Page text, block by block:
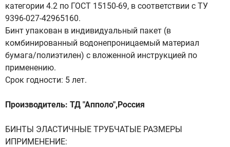
категории 4.2 по ГОСТ 15150-69, в соответствии с ТУ
9396-027-42965160.
Бинт упакован в индивидуальный пакет (в
комбинированный водонепроницаемый материал
бумага/полиэтилен) с вложенной инструкцией по
применению.
Срок годности: 5 лет.
Производитель: ТД "Апполо",Россия
БИНТЫ ЭЛАСТИЧНЫЕ ТРУБЧАТЫЕ РАЗМЕРЫ
ИПРИМЕНЕНИЕ: